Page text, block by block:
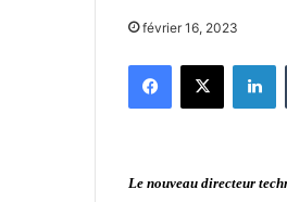
février 16, 2023
Facebook
X
Le nouveau directeur